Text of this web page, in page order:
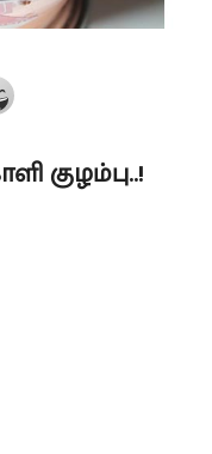
குழம்பு..!